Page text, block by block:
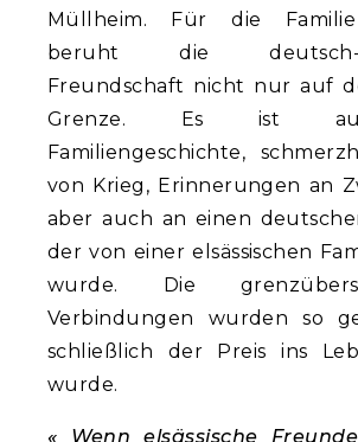
Müllheim. Für die
beruht die deutsch-
Freundschaft nicht nur auf
Grenze. Es ist
Familiengeschichte,
von Krieg, Erinnerungen an
aber auch an einen
der von einer elsässischen
wurde. Die
Verbindungen wurden so
schließlich der Preis ins
wurde.
« Wenn elsässische